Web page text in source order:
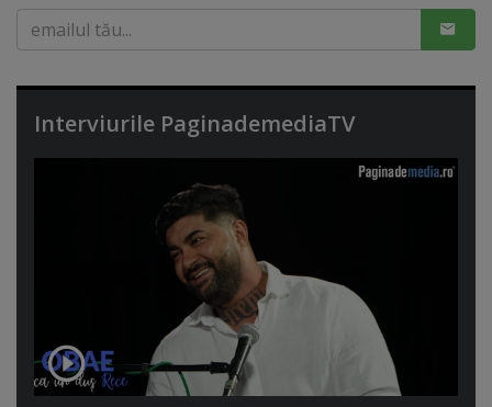
Interviurile PaginademediaTV